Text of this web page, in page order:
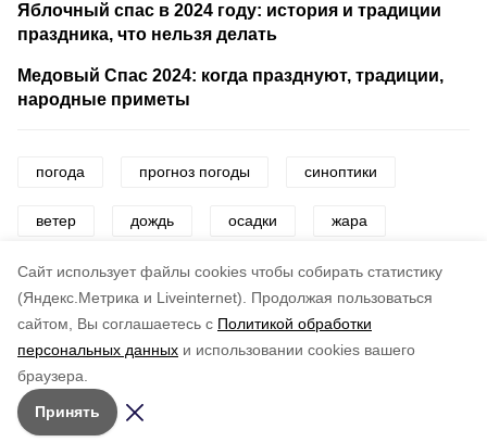
Cайт использует файлы cookies чтобы собирать статистику
(Яндекс.Метрика и Liveinternet).
Продолжая пользоваться
сайтом, Вы соглашаетесь с Политикой обработки
персональных данных и использовании cookies вашего
браузера.
Принять
Яблочный спас в 2024 году: история и традиции
праздника, что нельзя делать
Медовый Спас 2024: когда празднуют, традиции,
народные приметы
погода прогноз погоды синоптики
ветер дождь осадки жара
тепло
по оценке
5